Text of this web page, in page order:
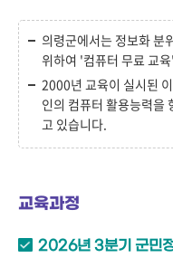
의령군에서는 정보화 분
위하여 '컴퓨터 무료 교
2000년 교육이 실시된
인의 컴퓨터 활용능력을
고 있습니다.
교육과정
2026년 3분기 군민